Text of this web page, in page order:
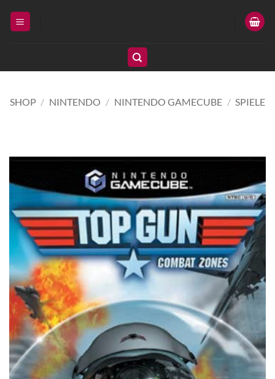
Inhalt
SHOP / NINTENDO / NINTENDO GAMECUBE / SPIELE